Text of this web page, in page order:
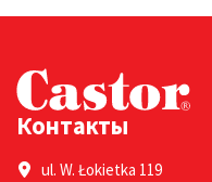
Контакты
ul. W. Łokietka 119